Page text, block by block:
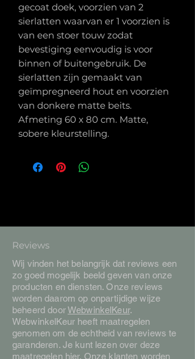
gecoat doek, voorzien van 2
sierlatten waarvan er 1 voorzien is
van een stoer touw zodat
bevestiging eenvoudig is voor
binnen of buitengebruik. De
sierlatten zijn gemaakt van
geïmpregneerd hout en voorzien
van donkere matte beits.
Afmeting 60 x 80 cm. Matte,
sobere kleurstelling.
Reviews
Wij vinden het belangrijk dat reviews een
zo goed mogelijk beeld geven van onze
producten en diensten. Onze reviews
worden daarom op onpartijdige wijze
beheerd doorWebwinkelKeur.
WebwinkelKeur heeft maatregelen
genomen om de echtheid van reviews te
garanderen. Je kunt lezen over deze
maatregelen hier. Onze klanten worden